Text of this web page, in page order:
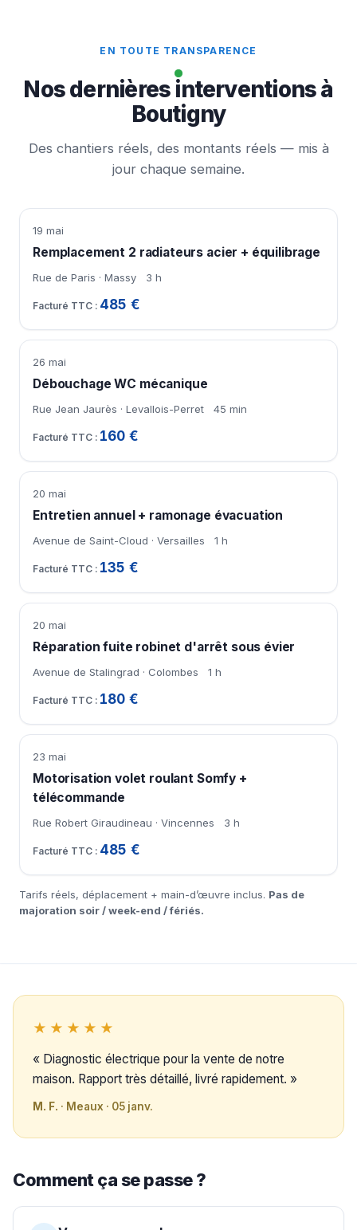
EN TOUTE TRANSPARENCE
Nos dernières interventions à
Boutigny
Des chantiers réels, des montants réels — mis à
jour chaque semaine.
19 mai
Remplacement 2 radiateurs acier + équilibrage
Rue de Paris · Massy 3 h
485 €
26 mai
Débouchage WC mécanique
Rue Jean Jaurès · Levallois-Perret 45 min
160 €
20 mai
Entretien annuel + ramonage évacuation
Avenue de Saint-Cloud · Versailles 1 h
135 €
20 mai
Réparation fuite robinet d'arrêt sous évier
Avenue de Stalingrad · Colombes 1 h
180 €
23 mai
Motorisation volet roulant Somfy +
télécommande
Rue Robert Giraudineau · Vincennes 3 h
485 €
Tarifs réels, déplacement + main-d’œuvre inclus. Pas de
majoration soir / week-end / fériés.
★★★★★
« Diagnostic électrique pour la vente de notre
maison. Rapport très détaillé, livré rapidement. »
M. F. · Meaux · 05 janv.
Comment ça se passe ?